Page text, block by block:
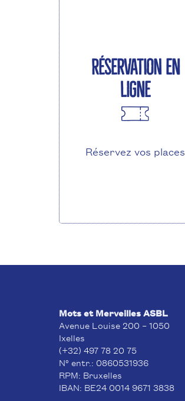
Réservation en
ligne
Réservez vos places
Mots et Merveilles ASBL
Avenue Louise 200 – 1050
Ixelles
(+32) 497 78 20 75
N° entr.: 0860531936
RPM: Bruxelles
IBAN: BE24 0014 9671 3838